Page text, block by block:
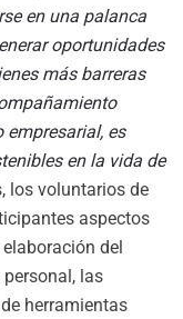
en una palanca
oportunidades
más barreras
es
en la vida de
los voluntarios de
aspectos
del
las
herramientas